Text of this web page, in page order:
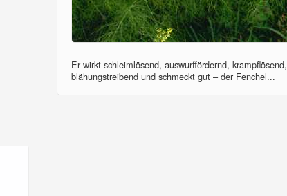
Er wirkt schleimlösend, auswurffördernd, krampflösend,
blähungstreibend und schmeckt gut – der Fenchel...